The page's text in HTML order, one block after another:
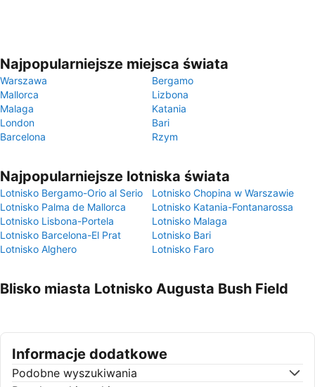
Najpopularniejsze miejsca świata
Warszawa
Bergamo
Mallorca
Lizbona
Malaga
Katania
London
Bari
Barcelona
Rzym
Najpopularniejsze lotniska świata
Lotnisko Bergamo-Orio al Serio
Lotnisko Chopina w Warszawie
Lotnisko Palma de Mallorca
Lotnisko Katania-Fontanarossa
Lotnisko Lisbona-Portela
Lotnisko Malaga
Lotnisko Barcelona-El Prat
Lotnisko Bari
Lotnisko Alghero
Lotnisko Faro
Blisko miasta Lotnisko Augusta Bush Field
Informacje dodatkowe
Podobne wyszukiwania